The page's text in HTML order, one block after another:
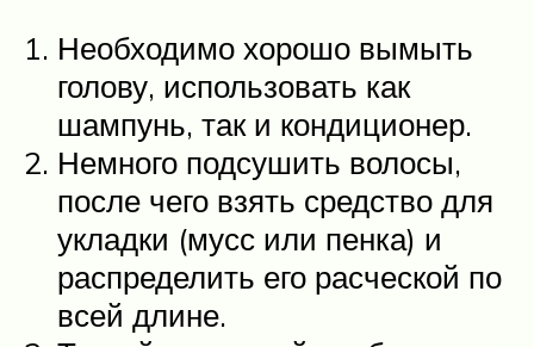
Необходимо хорошо вымыть
голову, использовать как
шампунь, так и кондиционер.
Немного подсушить волосы,
после чего взять средство для
укладки (мусс или пенка) и
распределить его расческой по
всей длине.